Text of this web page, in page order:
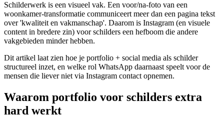
Schilderwerk is een visueel vak. Een voor/na-foto van een
woonkamer-transformatie communiceert meer dan een pagina tekst
over 'kwaliteit en vakmanschap'. Daarom is Instagram (en visuele
content in bredere zin) voor schilders een hefboom die andere
vakgebieden minder hebben.
Dit artikel laat zien hoe je portfolio + social media als schilder
structureel inzet, en welke rol WhatsApp daarnaast speelt voor de
mensen die liever niet via Instagram contact opnemen.
Waarom portfolio voor schilders extra
hard werkt